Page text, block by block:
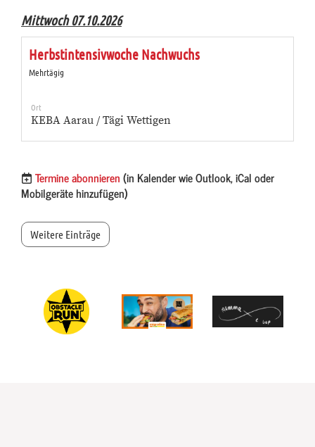
Mittwoch 07.10.2026
Herbstintensivwoche Nachwuchs
Mehrtägig
Ort
KEBA Aarau / Tägi Wettigen
Termine abonnieren(in Kalender wie Outlook, iCal oder
Mobilgeräte hinzufügen)
Weitere Einträge